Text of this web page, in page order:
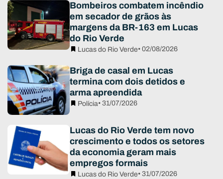
Bombeiros combatem incêndio
em secador de grãos às
margens da BR-163 em Lucas
do Rio Verde
Lucas do Rio Verde• 02/08/2026
Briga de casal em Lucas
termina com dois detidos e
arma apreendida
Polícia• 31/07/2026
Lucas do Rio Verde tem novo
crescimento e todos os setores
da economia geram mais
empregos formais
Lucas do Rio Verde• 31/07/2026